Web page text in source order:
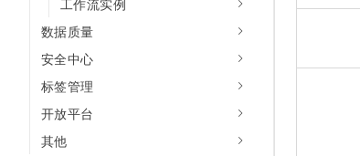
工作流实例
数据质量
安全中心
标签管理
开放平台
其他